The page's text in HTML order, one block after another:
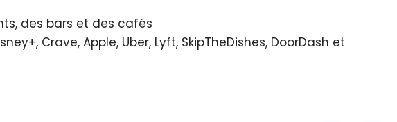
des bars et des cafés
Crave, Apple, Uber, Lyft, SkipTheDishes, DoorDash et